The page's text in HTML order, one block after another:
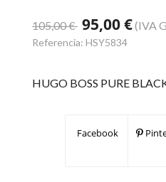
105,00 € 95,00 €(IVA
Referencia: HSY5834
HUGO BOSS PURE
Facebook